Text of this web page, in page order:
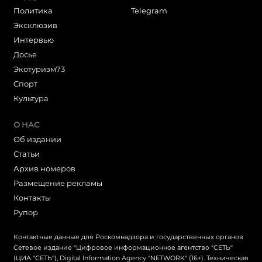
Политика
Эксклюзив
Интервью
Досье
Экотуризм73
Cпорт
Культура
Telegram
О НАС
Об издании
Статьи
Архив номеров
Размещение рекламы
Контакты
Рупор
Контактные данные для Роскомнадзора и государственных органов
Сетевое издание "Цифровое информационное агентство "СЕТЬ"
(ЦИА "СЕТЬ"), Digital Information Agency "NETWORK" (16+). Техническая